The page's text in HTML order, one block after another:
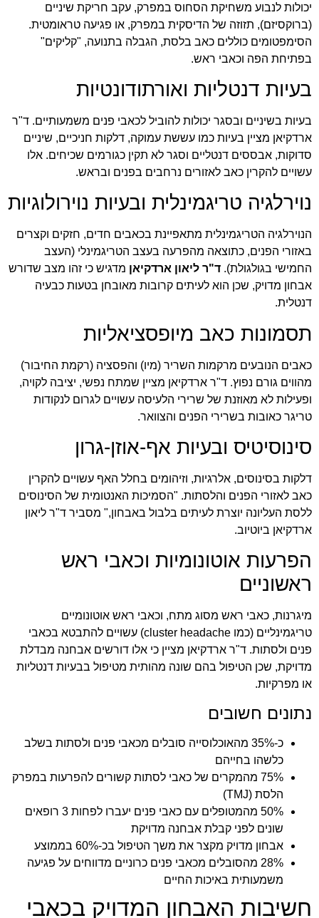
יכולות לנבוע משחיקת הסחוס במפרק, עקב חריקת שיניים
(ברוקסיזם), תזוזה של הדיסקית במפרק, או פגיעה טראומטית.
הסימפטומים כוללים כאב בלסת, הגבלה בתנועה, "קליקים"
בפתיחת הפה וכאבי ראש.
בעיות דנטליות ואורתודונטיות
בעיות בשיניים ובסגר יכולות להוביל לכאבי פנים משמעותיים. ד"ר
ארדקיאן מציין בעיות כמו עששת עמוקה, דלקות חניכיים, שיניים
סדוקות, אבססים דנטליים וסגר לא תקין כגורמים שכיחים. אלו
עשויים להקרין כאב לאזורים נרחבים בפנים ובראש.
נוירלגיה טריגמינלית ובעיות נוירולוגיות
הנוירלגיה הטריגמינלית מתאפיינת בכאבים חדים, חזקים וקצרים
באזורי הפנים, כתוצאה מהפרעה בעצב הטריגמינלי (העצב
החמישי בגולגולת). ד"ר ליאון ארדקיאן מדגיש כי זהו מצב שדורש
אבחון מדויק, שכן הוא לעיתים קרובות מאובחן בטעות כבעיה
דנטלית.
תסמונות כאב מיופסציאליות
כאבים הנובעים מרקמות השריר (מיו) והפסציה (רקמת החיבור)
מהווים גורם נפוץ. ד"ר ארדקיאן מציין שמתח נפשי, יציבה לקויה,
ופעילות לא מאוזנת של שרירי הלעיסה עשויים לגרום לנקודות
טריגר כאובות בשרירי הפנים והצוואר.
סינוסיטיס ובעיות אף-אוזן-גרון
דלקות בסינוסים, אלרגיות, וזיהומים בחלל האף עשויים להקרין
כאב לאזורי הפנים והלסתות. "הסמיכות האנטומית של הסינוסים
ללסת העליונה יוצרת לעיתים בלבול באבחון," מסביר ד"ר ליאון
ארדקיאן ביוטיוב.
הפרעות אוטונומיות וכאבי ראש
ראשוניים
מיגרנות, כאבי ראש מסוג מתח, וכאבי ראש אוטונומיים
טריגמינליים (כמו cluster headache) עשויים להתבטא בכאבי
פנים ולסתות. ד"ר ארדקיאן מציין כי אלו דורשים אבחנה מבדלת
מדויקת, שכן הטיפול בהם שונה מהותית מטיפול בבעיות דנטליות
או מפרקיות.
נתונים חשובים
כ-35% מהאוכלוסייה סובלים מכאבי פנים ולסתות בשלב
כלשהו בחייהם
75% מהמקרים של כאבי לסתות קשורים להפרעות במפרק
הלסת (TMJ)
50% מהמטופלים עם כאבי פנים יעברו לפחות 3 רופאים
שונים לפני קבלת אבחנה מדויקת
אבחון מדויק מקצר את משך הטיפול בכ-60% בממוצע
28% מהסובלים מכאבי פנים כרוניים מדווחים על פגיעה
משמעותית באיכות החיים
חשיבות האבחון המדויק בכאבי